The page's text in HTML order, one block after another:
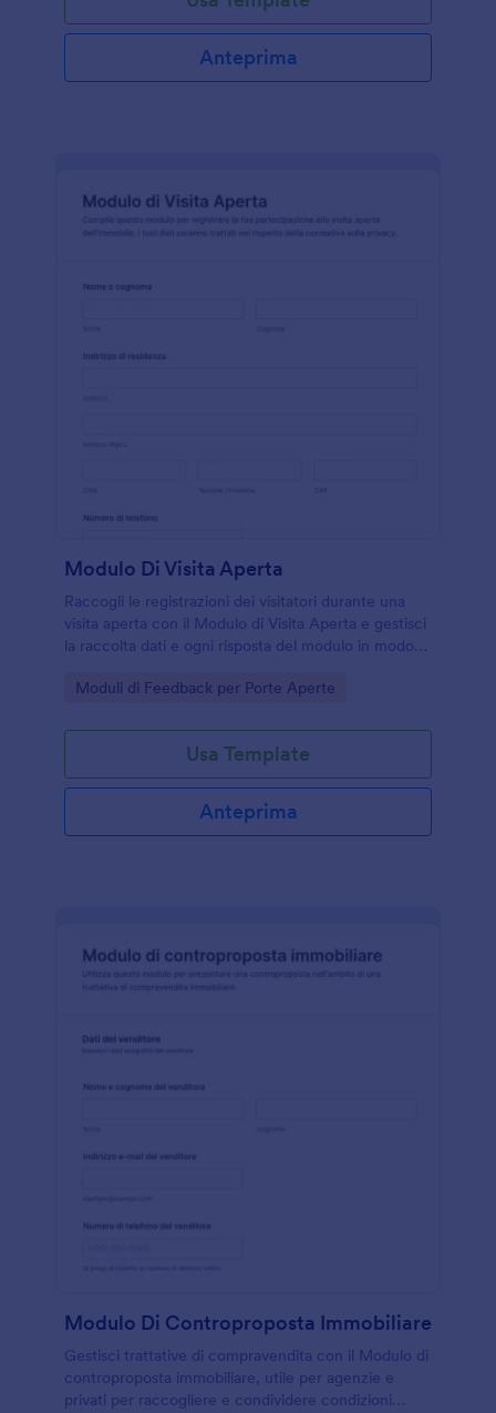
Anteprima
Modulo Di Visita Aperta
Raccogli le registrazioni dei visitatori durante una
visita aperta con il Modulo di Visita Aperta e gestisci
la raccolta dati e ogni risposta del modulo in modo
Go to Category:
Moduli di Feedback per Porte Aperte
Usa Template
Anteprima
Modulo Di Controproposta Immobiliare
Gestisci trattative di compravendita con il Modulo di
controproposta immobiliare, utile per agenzie e
privati per raccogliere e condividere condizioni